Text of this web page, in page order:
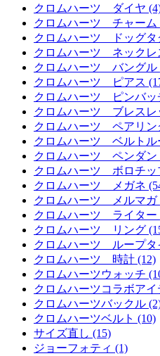
クロムハーツ ダイヤ
クロムハーツ チャーム
クロムハーツ ドッグタ
クロムハーツ ネックレ
クロムハーツ バングル
クロムハーツ ピアス
クロムハーツ ピンバッ
クロムハーツ ブレスレ
クロムハーツ ペアリン
クロムハーツ ベルトル
クロムハーツ ペンダン
クロムハーツ ボロチッ
クロムハーツ メガネ
クロムハーツ メルマガ
クロムハーツ ライター
クロムハーツ リング
クロムハーツ ループタ
クロムハーツ 時計 (12)
クロムハーツウォッチ
クロムハーツコラボアイ
クロムハーツバックル
クロムハーツベルト (10)
サイズ直し (15)
ジョーフォティ (1)